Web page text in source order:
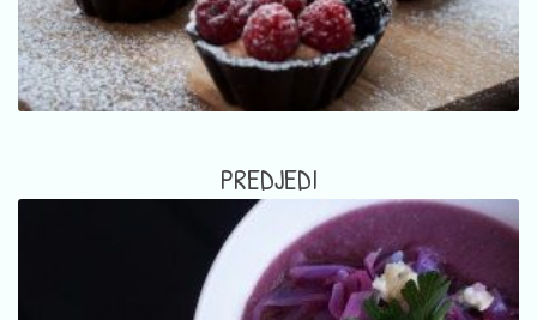
PREDJEDI